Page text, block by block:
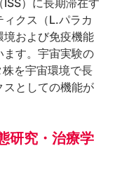
クス（L.パラカ
境および免疫機能
ます。宇宙実験の
を宇宙環境で長
としての機能が
研究・治療学